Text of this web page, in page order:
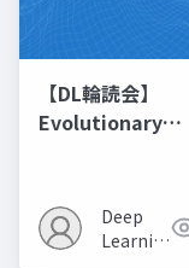
【DL輪読会】
Evolutionary
Recipes モデルマ
の進化的最適化
Deep
Learning